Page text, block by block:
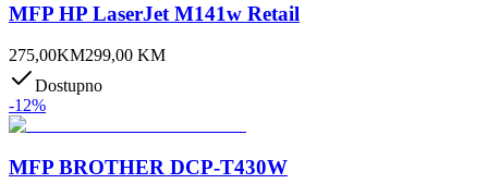
MFP HP LaserJet M141w Retail
275,00KM299,00 KM
Dostupno
-12%
MFP BROTHER DCP-T430W